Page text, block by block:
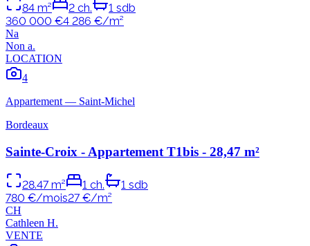
84 m² 2 ch. 1 sdb
360 000 €4 286 €/m²
Na
Non a.
LOCATION
4
Appartement — Saint-Michel
Bordeaux
Sainte-Croix - Appartement T1bis - 28,47 m²
28.47m² 1 ch. 1 sdb
780 €/mois27€/m²
CH
Cathleen H.
VENTE